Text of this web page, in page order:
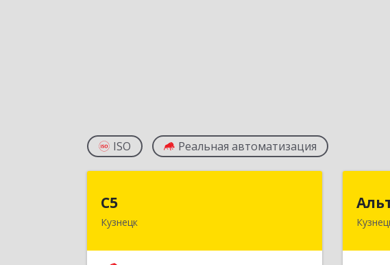
ISO Реальная автоматизация
С5
Кузнецк442530, Пензенская обл, Кузнецк г,